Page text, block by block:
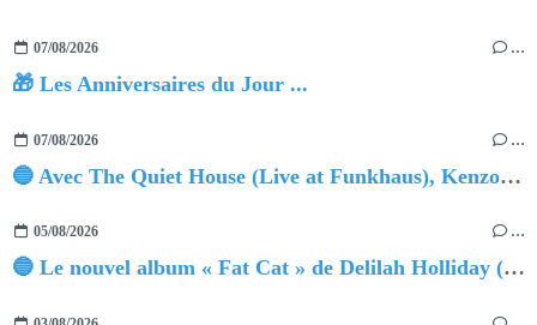
07/08/2026 …
🎁 Les Anniversaires du Jour ...
07/08/2026 …
🔵 Avec The Quiet House (Live at Funkhaus), Kenzo Zurzolo livre une performance aussi intense qu'envoûtante.
05/08/2026 …
🔵 Le nouvel album « Fat Cat » de Delilah Holliday (sortie le 30 Octobre 2026)